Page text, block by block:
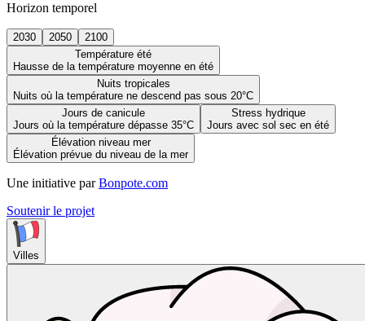
Horizon temporel
2030 2050
2100
Température été
Hausse de la température moyenne en été
Nuits tropicales
Nuits où la température ne descend pas sous 20°C
Jours de canicule
Jours où la température dépasse 35°C
Stress hydrique
Jours avec sol sec en été
Élévation niveau mer
Élévation prévue du niveau de la mer
Une initiative par Bonpote.com
Soutenir le projet
Villes